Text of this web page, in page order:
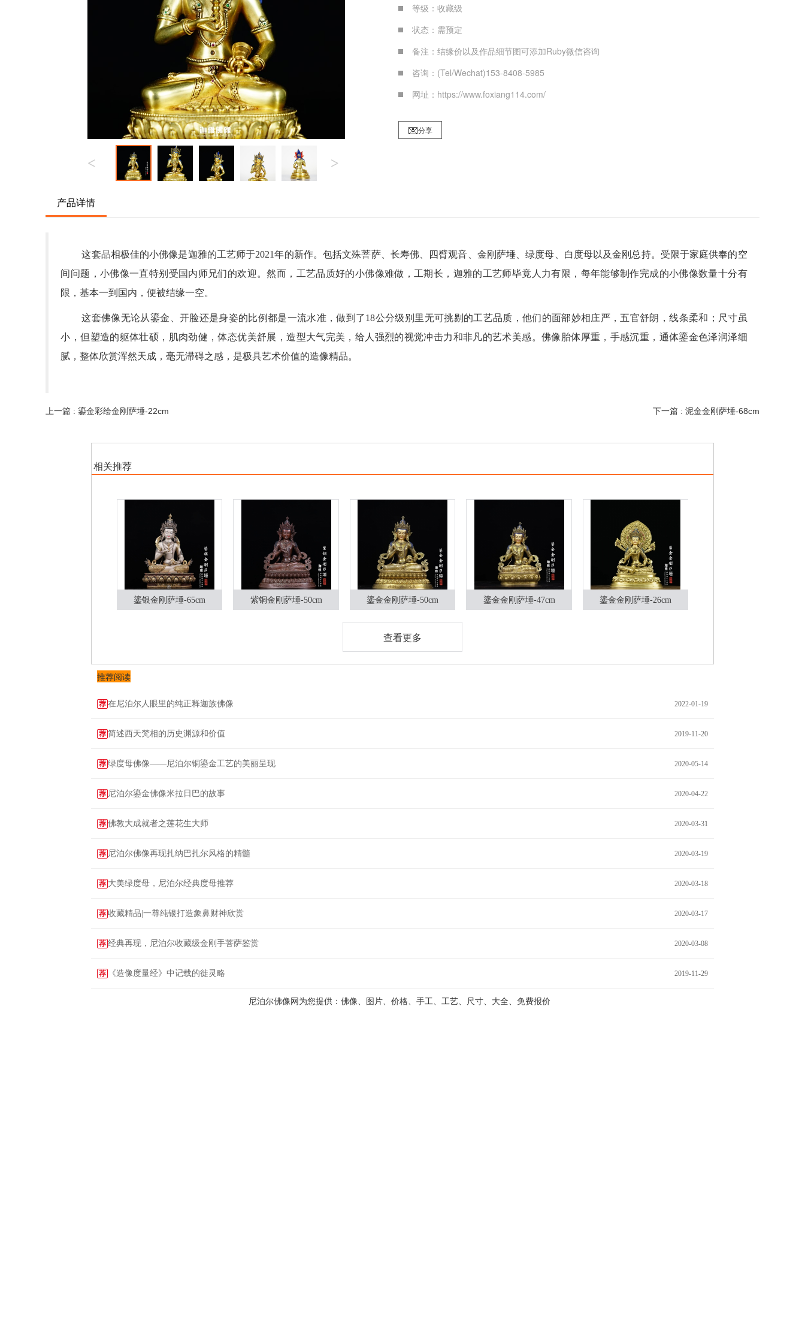
>
<
等级：收藏级
状态：需预定
备注：结缘价以及作品细节图可添加Ruby微信咨询
咨询：(Tel/Wechat)153-8408-5985
网址：https://www.foxiang114.com/
分享
产品详情
这套品相极佳的小佛像是迦雅的工艺师于2021年的新作。包括文殊菩萨、长寿佛、四臂观音、金刚萨埵、绿度母、白度母以及金刚总持。受限于家庭供奉的空
间问题，小佛像一直特别受国内师兄们的欢迎。然而，工艺品质好的小佛像难做，工期长，迦雅的工艺师毕竟人力有限，每年能够制作完成的小佛像数量十分有
限，基本一到国内，便被结缘一空。
这套佛像无论从鎏金、开脸还是身姿的比例都是一流水准，做到了18公分级别里无可挑剔的工艺品质，他们的面部妙相庄严，五官舒朗，线条柔和；尺寸虽
小，但塑造的躯体壮硕，肌肉劲健，体态优美舒展，造型大气完美，给人强烈的视觉冲击力和非凡的艺术美感。佛像胎体厚重，手感沉重，通体鎏金色泽润泽细
腻，整体欣赏浑然天成，毫无滞碍之感，是极具艺术价值的造像精品。
上一篇 : 鎏金彩绘金刚萨埵-22cm 下一篇 : 泥金金刚萨埵-68cm
相关推荐
鎏银金刚萨埵-65cm 紫铜金刚萨埵-50cm 鎏金金刚萨埵-50cm 鎏金金刚萨埵-47cm 鎏金金刚萨埵-26cm
查看更多
推荐阅读
荐 在尼泊尔人眼里的纯正释迦族佛像 2022-01-19
荐 简述西天梵相的历史渊源和价值 2019-11-20
荐 绿度母佛像——尼泊尔铜鎏金工艺的美丽呈现 2020-05-14
荐 尼泊尔鎏金佛像米拉日巴的故事 2020-04-22
荐 佛教大成就者之莲花生大师 2020-03-31
荐 尼泊尔佛像再现扎纳巴扎尔风格的精髓 2020-03-19
荐 大美绿度母，尼泊尔经典度母推荐 2020-03-18
荐 收藏精品|一尊纯银打造象鼻财神欣赏 2020-03-17
荐 经典再现，尼泊尔收藏级金刚手菩萨鉴赏 2020-03-08
荐 《造像度量经》中记载的徙灵略 2019-11-29
尼泊尔佛像网为您提供：佛像、图片、价格、手工、工艺、尺寸、大全、免费报价